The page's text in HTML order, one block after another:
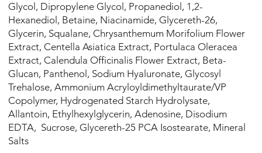
Glycol, Dipropylene Glycol, Propanediol, 1,2-
Hexanediol, Betaine, Niacinamide, Glycereth-26,
Glycerin, Squalane, Chrysanthemum Morifolium Flower
Extract, Centella Asiatica Extract, Portulaca Oleracea
Extract, Calendula Officinalis Flower Extract, Beta-
Glucan, Panthenol, Sodium Hyaluronate, Glycosyl
Trehalose, Ammonium Acryloyldimethyltaurate/VP
Copolymer, Hydrogenated Starch Hydrolysate,
Allantoin, Ethylhexylglycerin, Adenosine, Disodium
EDTA, Sucrose, Glycereth-25 PCA Isostearate, Mineral
Salts